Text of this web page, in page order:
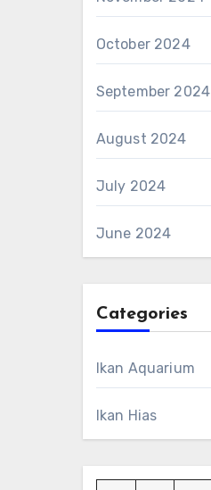
October 2024
September 2024
August 2024
July 2024
June 2024
Categories
Ikan Aquarium
Ikan Hias